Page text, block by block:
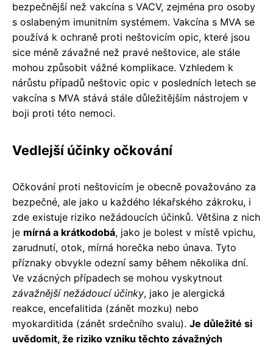
bezpečnější než vakcína s VACV, zejména pro osoby
s oslabeným imunitním systémem. Vakcína s MVA se
používá k ochraně proti neštovicím opic, které jsou
sice méně závažné než pravé neštovice, ale stále
mohou způsobit vážné komplikace. Vzhledem k
nárůstu případů neštovic opic v posledních letech se
vakcína s MVA stává stále důležitějším nástrojem v
boji proti této nemoci.
Vedlejší účinky očkování
Očkování proti neštovicím je obecně považováno za
bezpečné, ale jako u každého lékařského zákroku, i
zde existuje riziko nežádoucích účinků. Většina z nich
je mírná a krátkodobá, jako je bolest v místě vpichu,
zarudnutí, otok, mírná horečka nebo únava. Tyto
příznaky obvykle odezní samy během několika dní.
Ve vzácných případech se mohou vyskytnout
závažnější nežádoucí účinky, jako je alergická
reakce, encefalitida (zánět mozku) nebo
myokarditida (zánět srdečního svalu). Je důležité si
uvědomit, že riziko vzniku těchto závažných